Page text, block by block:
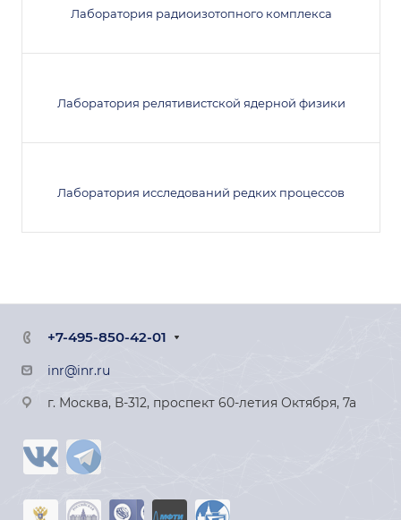
Лаборатория радиоизотопного комплекса
Лаборатория релятивистской ядерной физики
Лаборатория исследований редких процессов
+7-495-850-42-01
inr@inr.ru
г. Москва, В-312, проспект 60-летия Октября, 7а